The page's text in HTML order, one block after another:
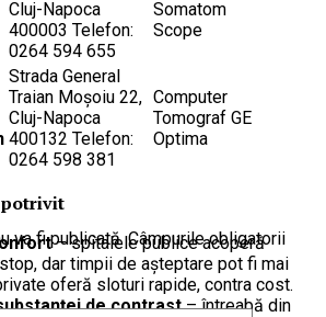
Cluj-Napoca
400003 Telefon:
0264 594 655
Somatom
Scope
Strada General
Traian Moșoiu 22,
Cluj-Napoca
400132 Telefon:
0264 598 381
Computer
Tomograf GE
Optima
potrivit
– spitalele publice acoperă
dar timpii de așteptare pot fi mai
oferă sloturi rapide, contra cost.
de contrast– întreabă din
va fi publicată. Câmpurile obligatorii